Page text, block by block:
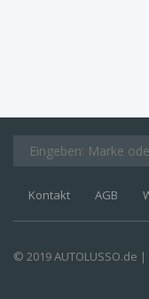
Kontakt AGB
© 2019 AUTOLUSSO.de